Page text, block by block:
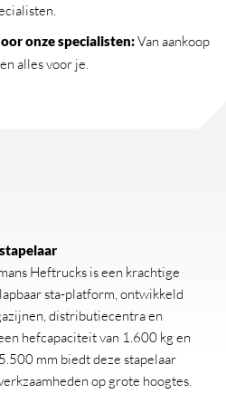
onze specialisten:Van aankoop
alles voor je.
Heftrucks is een krachtige
sta-platform, ontwikkeld
distributiecentra en
hefcapaciteit van 1.600 kg en
mm biedt deze stapelaar
op grote hoogtes.